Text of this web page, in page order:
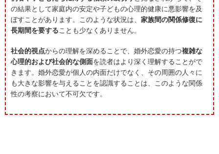
の結果として家庭内の安定や子どもの心理的健康に悪影響を及
ぼすことがあります。このような状況は、 家族間の関係修復に
長期間を要することも少なくありません。
社会的視点からの理解を深めることで、婚外恋愛の持つ複雑な
心理的および社会的な側面を読者はより深く理解することがで
きます。婚外恋愛が個人の内面だけでなく、その周囲の人々に
も大きな影響を与えることを認識することは、このような関係
性の考察において不可欠です。